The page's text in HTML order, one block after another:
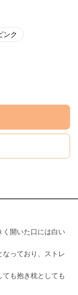
ンク
く開いた口には白い
っており、ストレ
も抱き枕としても